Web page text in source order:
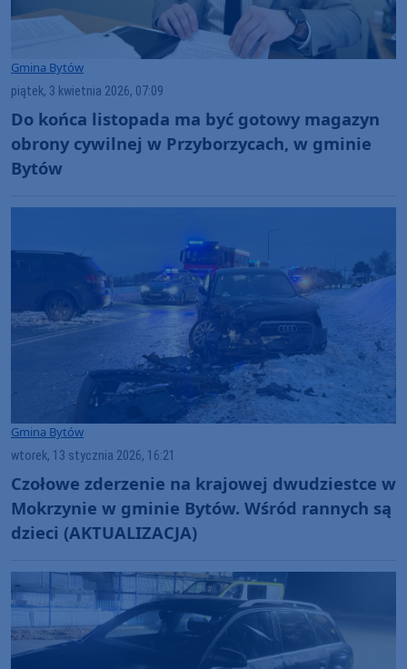
Gmina Bytów
piątek, 3 kwietnia 2026, 07:09
Do końca listopada ma być gotowy magazyn
obrony cywilnej w Przyborzycach, w gminie
Bytów
Gmina Bytów
wtorek, 13 stycznia 2026, 16:21
Czołowe zderzenie na krajowej dwudziestce w
Mokrzynie w gminie Bytów. Wśród rannych są
dzieci (AKTUALIZACJA)